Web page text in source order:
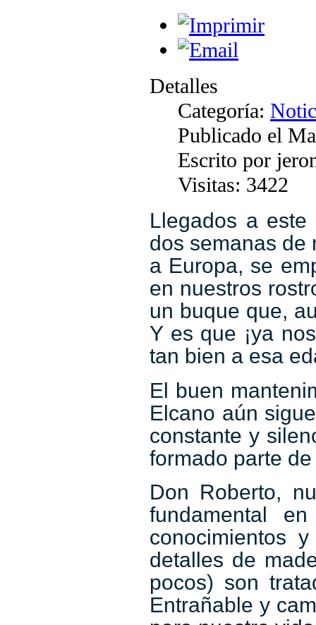
Detalles
Categoría:
Publicado el
Escrito por
Visitas: 3422
Llegados a
dos semanas de
a Europa, se
en nuestros
un buque que,
Y es que ¡ya
tan bien a esa
El buen
Elcano aún
constante y
formado parte
Don Roberto,
fundamental
conocimientos
detalles de
pocos) son
Entrañable y